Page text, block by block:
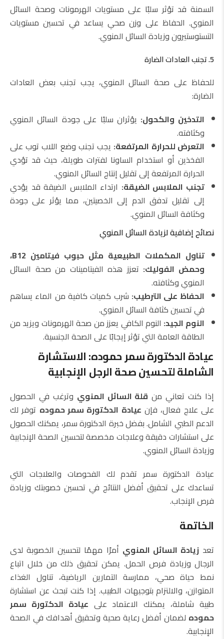
السمنة قد تؤثر سلبًا على مستويات الهرمونات وصحة السائل
المنوي. الحفاظ على وزن صحي يساعد في تحسين مستويات
التستوستيرون وزيادة السائل المنوي.
5. تجنب العادات الضارة
للحفاظ على صحة السائل المنوي، يجب تجنب بعض العادات
الضارة:
التدخين والكحول: يؤثران سلبًا على جودة السائل المنوي
وكثافته.
التعرض للحرارة المرتفعة: يجب تجنب وضع اللاب توب على
الفخذين أو استخدام الساونا لفترات طويلة، حيث قد تؤدي
الحرارة المرتفعة إلى تقليل إنتاج السائل المنوي.
تجنب الملابس الضيقة: ارتداء الملابس الضيقة قد يؤدي
إلى تقليل تدفق الدم إلى الخصيتين، مما يؤثر على جودة
وكثافة السائل المنوي.
نصائح إضافية لزيادة السائل المنوي
تناول المكملات الطبيعية مثل حبوب فيتامين B12،
وحمض الفوليك: تعزز هذه الفيتامينات من صحة السائل
المنوي وكثافته.
الحفاظ على الترطيب: شرب كميات كافية من الماء يساهم
في تحسين كثافة السائل المنوي.
النوم الجيد: النوم الكافي يعزز من صحة الهرمونات ويزيد من
الطاقة العامة التي تؤثر إيجابًا على الصحة الجنسية.
عيادة الدكتورة سمر حموده: الاستشارة
الشاملة لتحسين صحة الرجل الإنجابية
إذا كنت تعاني من قلة السائل المنوي وترغب في الحصول
على علاج فعال، فإن عيادة الدكتورة سمر حموده توفر لك
الدعم الطبي الشامل. بفضل خبرة الدكتورة سمر، يمكنك الحصول
على استشارات دقيقة وعلاجات مخصصة لتحسين الصحة الإنجابية
وزيادة السائل المنوي.
عيادة الدكتورة سمر تقدم لك الفحوصات والعلاجات التي
تساعدك على تحقيق أفضل النتائج في تحسين خصوبتك وزيادة
فرص الإنجاب.
الخاتمة
تعدزيادة السائل المنوي أمرًا مهمًا لتحسين الخصوبة لدى
الرجال وزيادة فرص الحمل. يمكن تحقيق ذلك من خلال اتباع
نمط حياة صحي، ممارسة التمارين الرياضية، تناول الغذاء
المتوازن، والالتزام بتوجيهات الطبيب. إذا كنت تبحث عن استشارة
طبية شاملة، يمكنك الاعتماد على عيادة الدكتورة سمر
حموده لضمان أفضل رعاية صحية وتحقيق أهدافك في الصحة
الإنجابية.